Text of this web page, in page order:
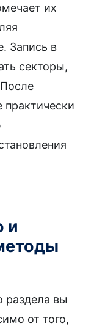
их
Запись в
секторы,
практически
и
раздела вы
от того,